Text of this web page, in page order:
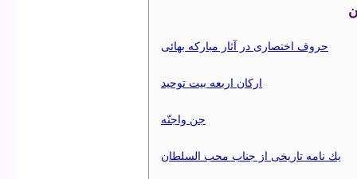
حروف اختصاری در آثار مباركه بهائی
اركان اربعه بيت توحيد
جن واجنّه
يك نامه تاريخی از جناب محب السلطان